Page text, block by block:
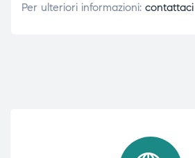
Per ulteriori informazioni: contattaci